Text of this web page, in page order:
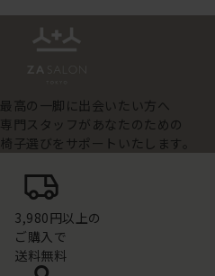
最高の一脚に出会いたい方へ
専門スタッフがあなたのための
椅子選びをサポートいたします。
3,980円以上の
ご購入で
送料無料